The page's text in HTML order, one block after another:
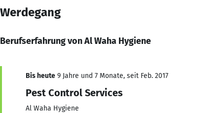
Werdegang
Berufserfahrung von Al Waha Hygiene
Bis heute 9 Jahre und 7 Monate, seit Feb. 2017
Pest Control Services
Al Waha Hygiene